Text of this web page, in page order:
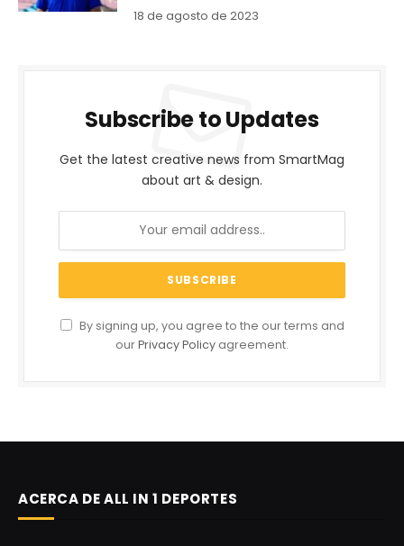
18 de agosto de 2023
Subscribe to Updates
Get the latest creative news from SmartMag
about art & design.
By signing up, you agree to the our terms and
ourPrivacy Policy agreement.
ACERCA DE ALL IN 1 DEPORTES